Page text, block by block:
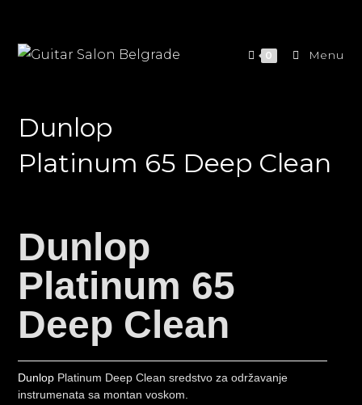
0 Menu
Dunlop
Platinum 65 Deep Clean
Dunlop
Platinum 65
Deep Clean
Dunlop Platinum Deep Clean sredstvo za održavanje
instrumenata sa montan voskom.